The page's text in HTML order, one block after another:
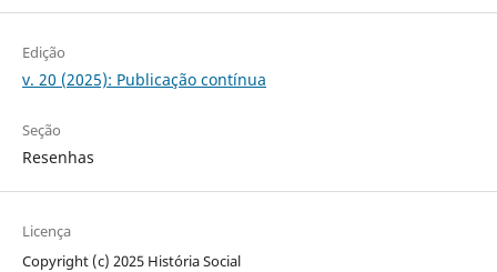
Edição
v. 20 (2025): Publicação contínua
Seção
Resenhas
Licença
Copyright (c) 2025 História Social